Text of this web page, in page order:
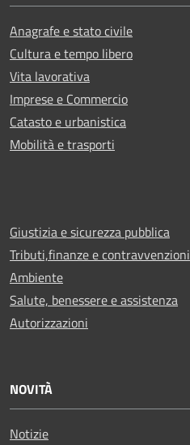
Anagrafe e stato civile
Cultura e tempo libero
Vita lavorativa
Imprese e Commercio
Catasto e urbanistica
Mobilità e trasporti
Giustizia e sicurezza pubblica
Tributi,finanze e contravvenzioni
Ambiente
Salute, benessere e assistenza
Autorizzazioni
NOVITÀ
Notizie